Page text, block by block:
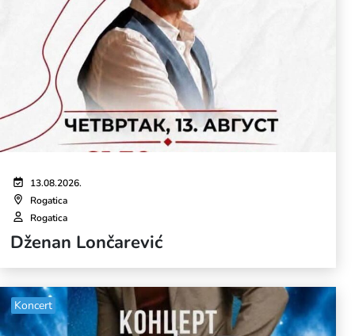
13.08.2026.
Rogatica
Rogatica
Dženan Lončarević
Koncert